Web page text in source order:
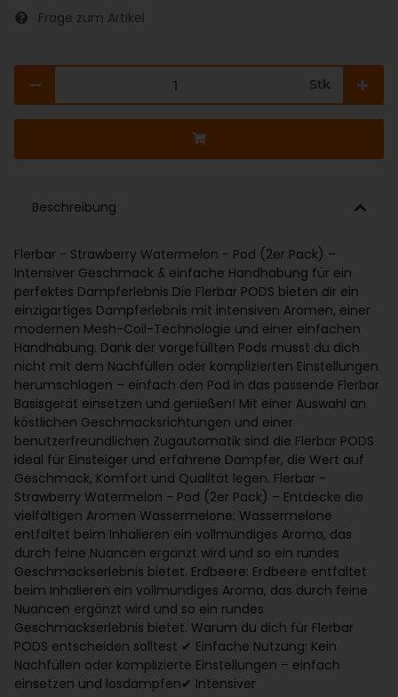
Frage zum Artikel
Stk
Beschreibung
Flerbar - Strawberry Watermelon - Pod (2er Pack) –
Intensiver Geschmack & einfache Handhabung für ein
perfektes Dampferlebnis Die Flerbar PODS bieten dir ein
einzigartiges Dampferlebnis mit intensiven Aromen, einer
modernen Mesh-Coil-Technologie und einer einfachen
Handhabung. Dank der vorgefüllten Pods musst du dich
nicht mit dem Nachfüllen oder komplizierten Einstellungen
herumschlagen – einfach den Pod in das passende Flerbar
Basisgerät einsetzen und genießen! Mit einer Auswahl an
köstlichen Geschmacksrichtungen und einer
benutzerfreundlichen Zugautomatik sind die Flerbar PODS
ideal für Einsteiger und erfahrene Dampfer, die Wert auf
Geschmack, Komfort und Qualität legen. Flerbar -
Strawberry Watermelon - Pod (2er Pack) – Entdecke die
vielfältigen Aromen Wassermelone: Wassermelone
entfaltet beim Inhalieren ein vollmundiges Aroma, das
durch feine Nuancen ergänzt wird und so ein rundes
Geschmackserlebnis bietet. Erdbeere: Erdbeere entfaltet
beim Inhalieren ein vollmundiges Aroma, das durch feine
Nuancen ergänzt wird und so ein rundes
Geschmackserlebnis bietet. Warum du dich für Flerbar
PODS entscheiden solltest ✔ Einfache Nutzung: Kein
Nachfüllen oder komplizierte Einstellungen – einfach
einsetzen und losdampfen ✔ Intensiver